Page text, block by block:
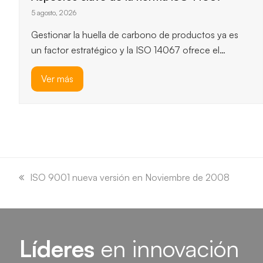
ISO 14064-1
ISO 14064-1 ofrece un marco robusto para
cuantificar y reportar emisiones de gases de efecto
invernadero, y permite…
previous
ISO 9001 nueva versión en Noviembre de 2008
Líderes en innovación